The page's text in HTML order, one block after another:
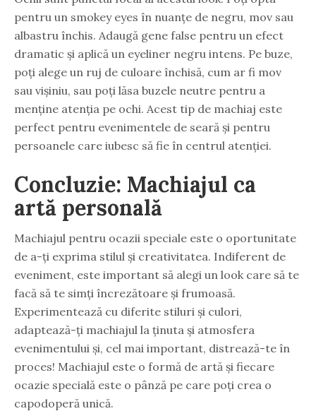
pentru un smokey eyes în nuanțe de negru, mov sau
albastru închis. Adaugă gene false pentru un efect
dramatic și aplică un eyeliner negru intens. Pe buze,
poți alege un ruj de culoare închisă, cum ar fi mov
sau vișiniu, sau poți lăsa buzele neutre pentru a
menține atenția pe ochi. Acest tip de machiaj este
perfect pentru evenimentele de seară și pentru
persoanele care iubesc să fie în centrul atenției.
Concluzie: Machiajul ca
artă personală
Machiajul pentru ocazii speciale este o oportunitate
de a-ți exprima stilul și creativitatea. Indiferent de
eveniment, este important să alegi un look care să te
facă să te simți încrezătoare și frumoasă.
Experimentează cu diferite stiluri și culori,
adaptează-ți machiajul la ținuta și atmosfera
evenimentului și, cel mai important, distrează-te în
proces! Machiajul este o formă de artă și fiecare
ocazie specială este o pânză pe care poți crea o
capodoperă unică.